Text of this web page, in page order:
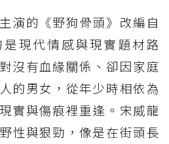
演的《野狗骨頭》改編自
現代情感與現實題材路
沒有血緣關係、卻因家庭
的男女，從年少時相依為
實與傷痕裡重逢。宋威龍
性與狠勁，像是在街頭長